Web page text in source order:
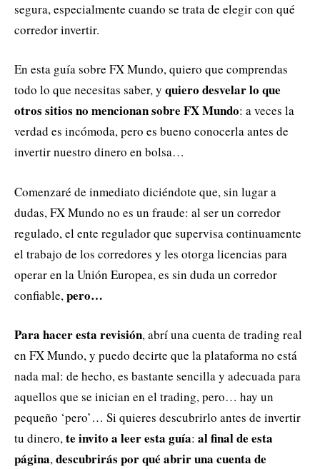
segura, especialmente cuando se trata de elegir con qué
corredor invertir.
En esta guía sobre FX Mundo, quiero que comprendas
todo lo que necesitas saber, y quiero desvelar lo que
otros sitios no mencionan sobre FX Mundo: a veces la
verdad es incómoda, pero es bueno conocerla antes de
invertir nuestro dinero en bolsa…
Comenzaré de inmediato diciéndote que, sin lugar a
dudas, FX Mundo no es un fraude: al ser un corredor
regulado, el ente regulador que supervisa continuamente
el trabajo de los corredores y les otorga licencias para
operar en la Unión Europea, es sin duda un corredor
confiable, pero…
Para hacer esta revisión, abrí una cuenta de trading real
en FX Mundo, y puedo decirte que la plataforma no está
nada mal: de hecho, es bastante sencilla y adecuada para
aquellos que se inician en el trading, pero… hay un
pequeño ‘pero’… Si quieres descubrirlo antes de invertir
tu dinero,te invito a leer esta guía: al final de esta
página,descubrirás por qué abrir una cuenta de